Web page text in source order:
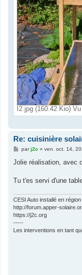
I2.jpg (160.42 Kio)
Re: cuisinière
M
s
g
parj2c » ven. oct. 14,
Jolie réalisation, avec
Tu t'es servi d'une
CESI Auto installé en
http://forum.apper-
https://j2c.org
-----
Les interventions en tant